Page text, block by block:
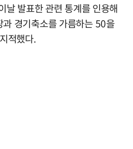
날 발표한 관련 통계를 인용해
경기축소를 가름하는 50을
적했다.